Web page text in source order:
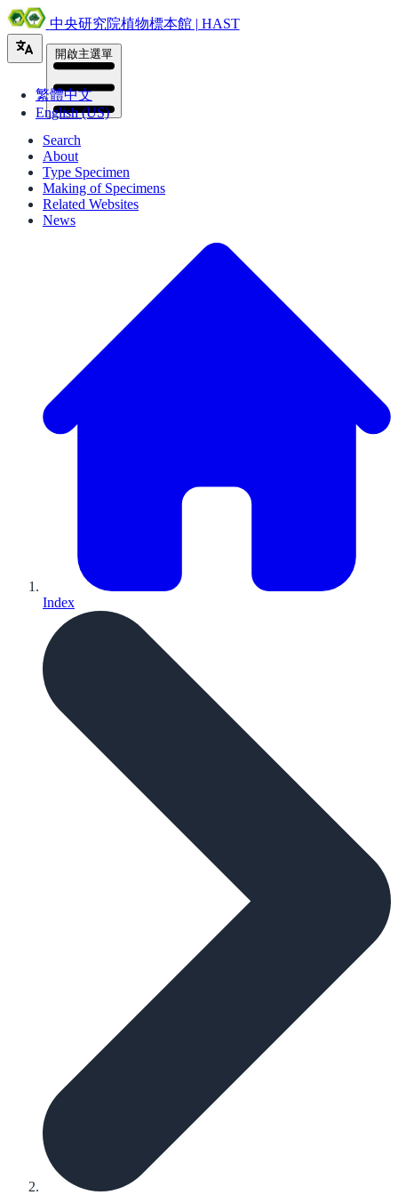
中央研究院植物標本館 | HAST
繁體中文
English (US)
開啟主選單
Search
About
Type Specimen
Making of Specimens
Related Websites
News
Index